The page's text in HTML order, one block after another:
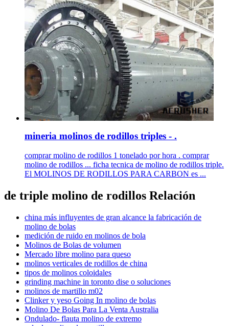
mineria molinos de rodillos triples - .
comprar molino de rodillos 1 tonelado por hora . comprar
molino de rodillos ... ficha tecnica de molino de rodillos triple.
El MOLINOS DE RODILLOS PARA CARBON es ...
de triple molino de rodillos Relación
china más influyentes de gran alcance la fabricación de
molino de bolas
medición de ruido en molinos de bola
Molinos de Bolas de volumen
Mercado libre molino para queso
molinos verticales de rodillos de china
tipos de molinos coloidales
grinding machine in toronto dise o soluciones
molinos de martillo m02
Clinker y yeso Going In molino de bolas
Molino De Bolas Para La Venta Australia
Ondulado- flauta molino de extremo